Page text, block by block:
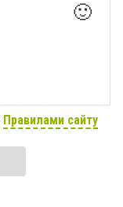
🙂
Правилами сайту